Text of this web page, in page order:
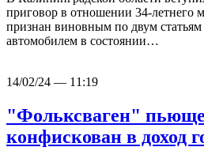
приговор в отношении 34-летнего
признан виновным по двум
автомобилем в состоянии…
14/02/24 — 11:19
"Фольксваген"
конфискован в доход